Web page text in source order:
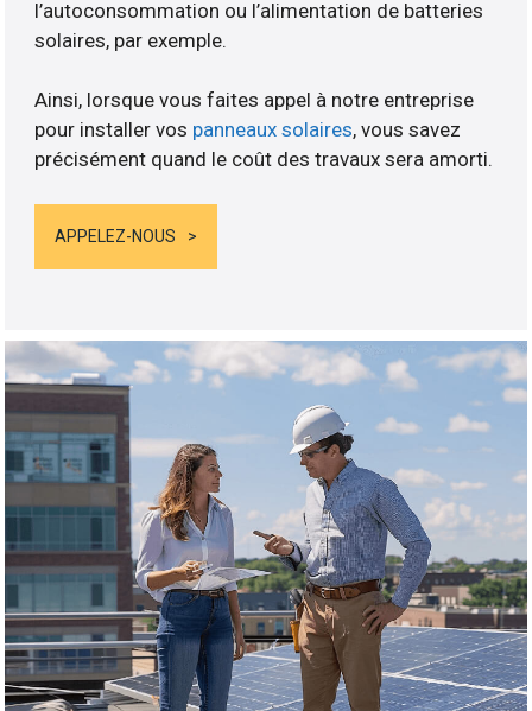
l’autoconsommation ou l’alimentation de batteries
solaires, par exemple.
Ainsi, lorsque vous faites appel à notre entreprise
pour installer vos panneaux solaires, vous savez
précisément quand le coût des travaux sera amorti.
APPELEZ-NOUS